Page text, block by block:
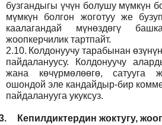
бузгандыгы үчүн болушу мүмкүн
мүмкүн болгон жоготуу же
каалагандай мүнөздөгү
жоопкерчилик тартпайт.
2.10. Колдонуучу тарабынан
пайдалануусу. Колдонуучу
жана көчүрмөлөөгө, сатууга
ошондой эле кандайдыр-бир
пайдаланууга укуксуз.
Кепилдиктердин жоктугу,